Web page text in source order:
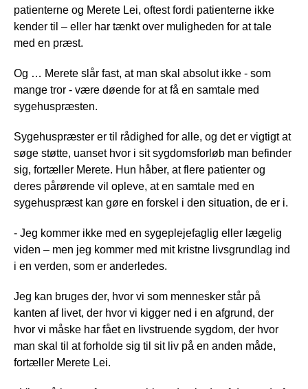
patienterne og Merete Lei, oftest fordi patienterne ikke
kender til – eller har tænkt over muligheden for at tale
med en præst.
Og … Merete slår fast, at man skal absolut ikke - som
mange tror - være døende for at få en samtale med
sygehuspræsten.
Sygehuspræster er til rådighed for alle, og det er vigtigt at
søge støtte, uanset hvor i sit sygdomsforløb man befinder
sig, fortæller Merete. Hun håber, at flere patienter og
deres pårørende vil opleve, at en samtale med en
sygehuspræst kan gøre en forskel i den situation, de er i.
- Jeg kommer ikke med en sygeplejefaglig eller lægelig
viden – men jeg kommer med mit kristne livsgrundlag ind
i en verden, som er anderledes.
Jeg kan bruges der, hvor vi som mennesker står på
kanten af livet, der hvor vi kigger ned i en afgrund, der
hvor vi måske har fået en livstruende sygdom, der hvor
man skal til at forholde sig til sit liv på en anden måde,
fortæller Merete Lei.